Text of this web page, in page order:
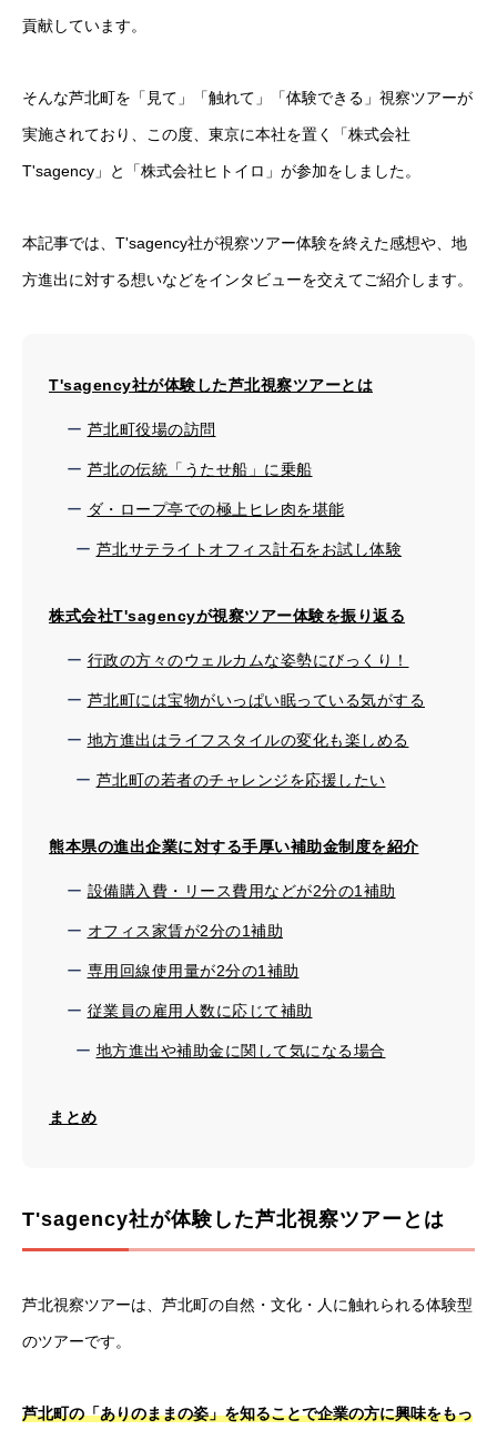
貢献しています。
そんな芦北町を「見て」「触れて」「体験できる」視察ツアーが
実施されており、この度、東京に本社を置く「株式会社
T'sagency」と「株式会社ヒトイロ」が参加をしました。
本記事では、T'sagency社が視察ツアー体験を終えた感想や、地
方進出に対する想いなどをインタビューを交えてご紹介します。
T'sagency社が体験した芦北視察ツアーとは
芦北町役場の訪問
芦北の伝統「うたせ船」に乗船
ダ・ロープ亭での極上ヒレ肉を堪能
芦北サテライトオフィス計石をお試し体験
株式会社T'sagencyが視察ツアー体験を振り返る
行政の方々のウェルカムな姿勢にびっくり！
芦北町には宝物がいっぱい眠っている気がする
地方進出はライフスタイルの変化も楽しめる
芦北町の若者のチャレンジを応援したい
熊本県の進出企業に対する手厚い補助金制度を紹介
設備購入費・リース費用などが2分の1補助
オフィス家賃が2分の1補助
専用回線使用量が2分の1補助
従業員の雇用人数に応じて補助
地方進出や補助金に関して気になる場合
まとめ
T'sagency社が体験した芦北視察ツアーとは
芦北視察ツアーは、芦北町の自然・文化・人に触れられる体験型
のツアーです。
芦北町の「ありのままの姿」を知ることで企業の方に興味をもっ